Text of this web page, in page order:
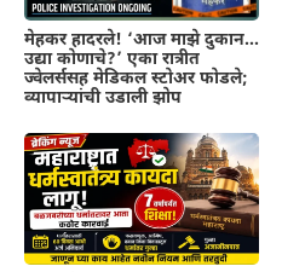
मेहकर हादरले! ‘आज माझे दुकान…
उद्या कोणाचे?’ एका रात्रीत
ज्वेलर्ससह मेडिकल स्टोअर फोडले;
व्यापाऱ्यांची उडाली झोप